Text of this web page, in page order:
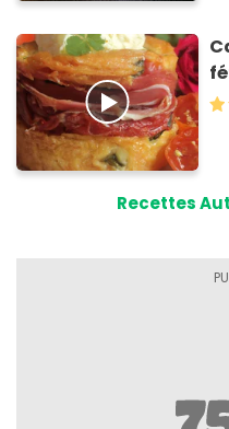
Recettes